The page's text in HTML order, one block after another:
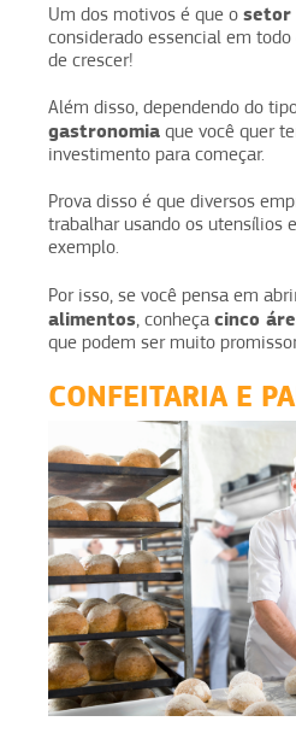
Um dos motivos é que o setor
considerado essencial em
de crescer!
Além disso, dependendo do
gastronomia que você quer
investimento para começar.
Prova disso é que diversos
trabalhar usando os utensílios
exemplo.
Por isso, se você pensa em
alimentos, conheça cinco
que podem ser muito
CONFEITARIA E